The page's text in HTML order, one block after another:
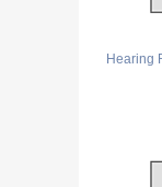
Hearing